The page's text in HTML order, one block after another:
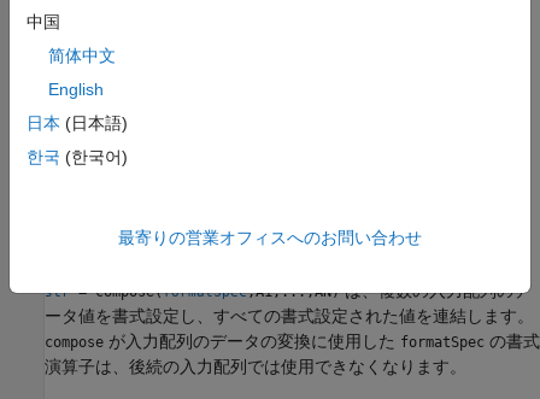
Aの列数が
compose
代わりに、
ます。ただし、
str= compose(formatSpec,A1,...,AN)は、複数の入力配列のデ
ータ値を書式設定し、すべての書式設定された値を連結します。
compose が入力配列のデータの変換に使用した formatSpec の書式
演算子は、後続の入力配列では使用できなくなります。
中国
简体中文
English
日本 (日本語)
한국 (한국어)
最寄りの営業オフィスへのお問い合わせ